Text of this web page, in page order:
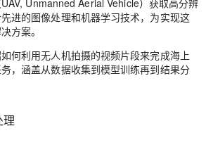
Unmanned Aerial Vehicle）获取高分辨
进的图像处理和机器学习技术，为实现这
方案。
何利用无人机拍摄的视频片段来完成海上
，涵盖从数据收集到模型训练再到结果分
理